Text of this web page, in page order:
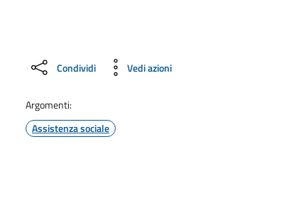
Condividi Vedi azioni
Argomenti:
Assistenza sociale